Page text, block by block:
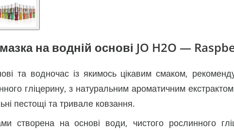
на водній основі JO H2O —
та водночас із якимось цікавим смаком,
гліцерину, з натуральним ароматичним
пестощі та тривале ковзання.
створена на основі води, чистого рослинного